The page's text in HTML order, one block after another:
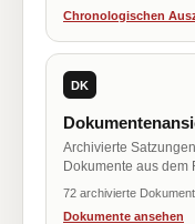
Chronologischen
DK
Archivierte
Dokumente aus dem
72 archivierte
Dokumente ansehen